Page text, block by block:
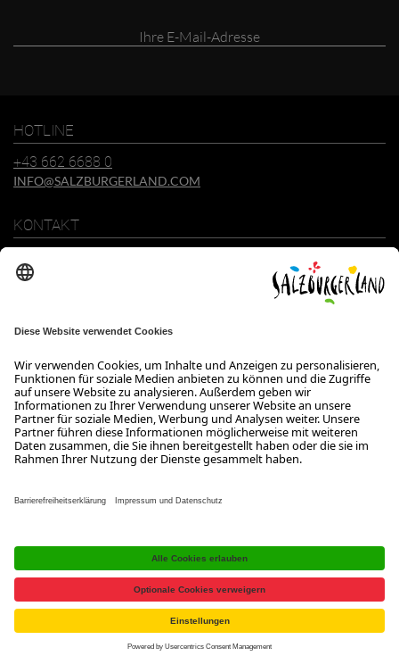
HOTLINE
+43 662 6688 0
INFO@SALZBURGERLAND.COM
KONTAKT
+43 662 6688 0
ÖFFNUNGSZEITEN
Wir freuen uns auf Ihre Anfrage!
Gerne stehen wir Ihnen von Montag bis Donnerstag von 08:00 bis
Datenschutzerklärung
Barrierefreiheitserklärung B2B
Jobs